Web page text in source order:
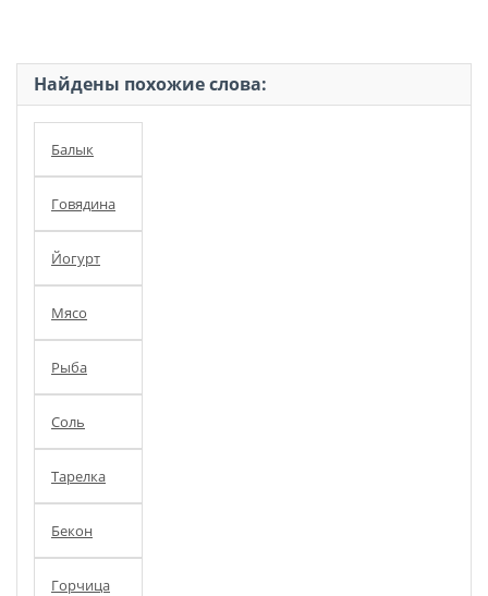
Найдены похожие слова:
Балык
Говядина
Йогурт
Мясо
Рыба
Соль
Тарелка
Бекон
Горчица